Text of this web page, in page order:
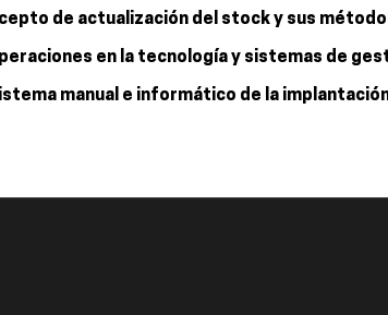
de actualización del stock y sus
en la tecnología y sistemas de
sistema manual e informático de la